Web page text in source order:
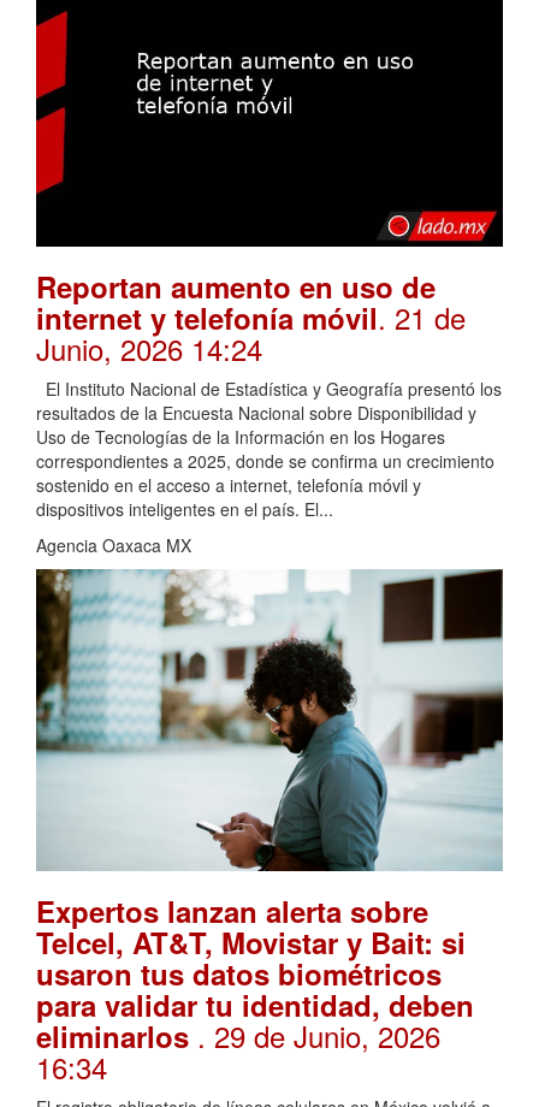
Reportan aumento en uso de
internet y telefonía móvil. 21 de
Junio, 2026 14:24
El Instituto Nacional de Estadística y Geografía presentó los
resultados de la Encuesta Nacional sobre Disponibilidad y
Uso de Tecnologías de la Información en los Hogares
correspondientes a 2025, donde se confirma un crecimiento
sostenido en el acceso a internet, telefonía móvil y
dispositivos inteligentes en el país. El...
Agencia Oaxaca MX
Expertos lanzan alerta sobre
Telcel, AT&T, Movistar y Bait: si
usaron tus datos biométricos
para validar tu identidad, deben
eliminarlos . 29 de Junio, 2026
16:34